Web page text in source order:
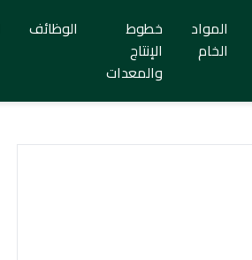
المواد
الخام
خطوط
الإنتاج
والمعدات
الوظائف